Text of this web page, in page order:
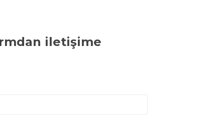
iletişime